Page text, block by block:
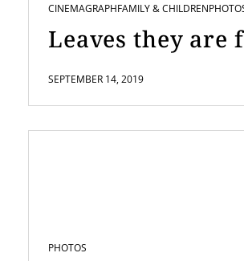
CINEMAGRAPHFAMILY & CHILDREN
Leaves they are
SEPTEMBER 14, 2019
PHOTOS